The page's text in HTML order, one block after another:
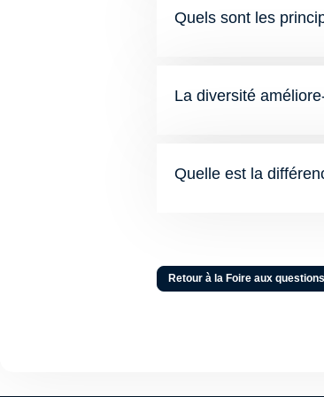
Quels sont les
La diversité
Quelle est la
Retour à la Foire aux questions